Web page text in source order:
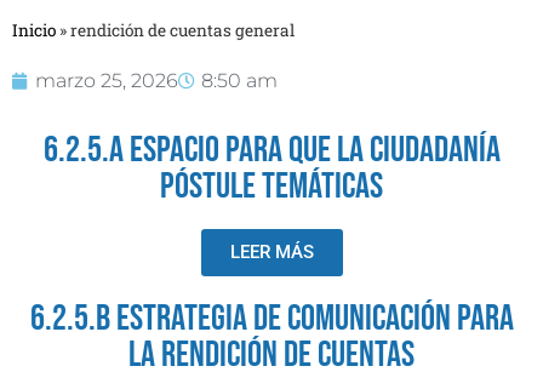
Inicio »rendición de cuentas general
marzo 25, 2026 8:50 am
6.2.5.A ESPACIO PARA QUE LA CIUDADANÍA
PÓSTULE TEMÁTICAS
LEER MÁS
6.2.5.B estrategia de comunicación para
la rendición de cuentas